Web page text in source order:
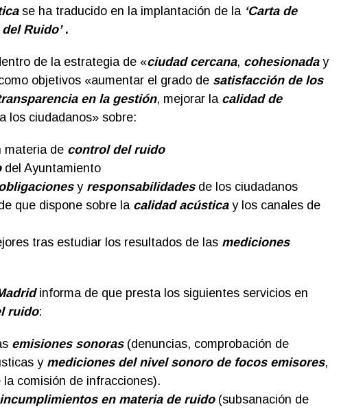
se ha traducido en la implantación de la ‘Carta de
Ruido’.
de la estrategia de «ciudad cercana, cohesionaday
objetivos «aumentar el grado de satisfacción de los
en la gestión, mejorar la calidad de
a los ciudadanos» sobre:
materia de control del ruido
del Ayuntamiento
y responsabilidadesde los ciudadanos
que dispone sobre la calidad acústicay los canales de
tras estudiar los resultados de las mediciones
informa de que presta los siguientes servicios en
ruido:
emisiones sonoras(denuncias, comprobación de
y mediciones del nivel sonoro de focos emisores,
comisión de infracciones).
en materia de ruido(subsanación de